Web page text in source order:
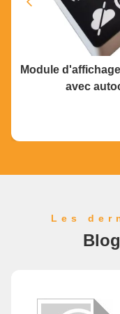
Module
avec
Les